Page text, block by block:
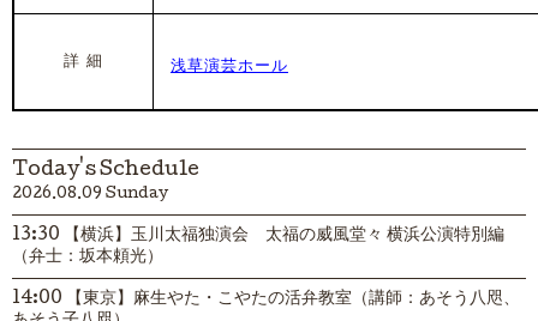
詳 細 浅草演芸ホール
Today's Schedule
2026.08.09 Sunday
13:30 【横浜】玉川太福独演会 太福の威風堂々 横浜公演特別編
（弁士：坂本頼光）
14:00 【東京】麻生やた・こやたの活弁教室（講師：あそう八咫、